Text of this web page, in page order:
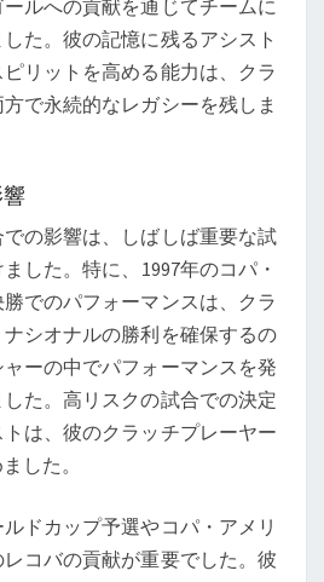
ルへの貢献を通じてチームに
た。彼の記憶に残るアシスト
リットを高める能力は、クラ
で永続的なレガシーを残しま
の影響は、しばしば重要な試
した。特に、1997年のコパ・
でのパフォーマンスは、クラ
シオナルの勝利を確保するの
ーの中でパフォーマンスを発
た。高リスクの試合での決定
は、彼のクラッチプレーヤー
した。
ドカップ予選やコパ・アメリ
コバの貢献が重要でした。彼